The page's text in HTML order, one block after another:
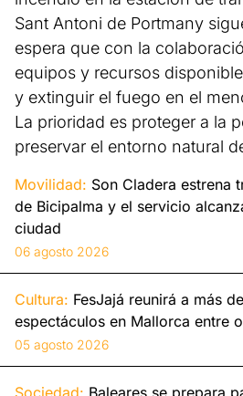
Sant Antoni de Portmany
espera que con la
equipos y recursos
y extinguir el fuego en el
La prioridad es proteger a la
preservar el entorno natural
Movilidad: Son Cladera estrena
de Bicipalma y el servicio
ciudad
06 agosto 2026
Cultura: FesJajá reunirá a más
espectáculos en Mallorca entre
05 agosto 2026